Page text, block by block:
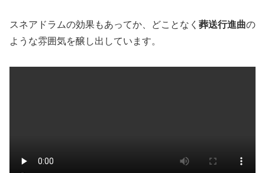
スネアドラムの効果もあってか、どことなく 葬送行進曲の
ような雰囲気を醸し出しています。